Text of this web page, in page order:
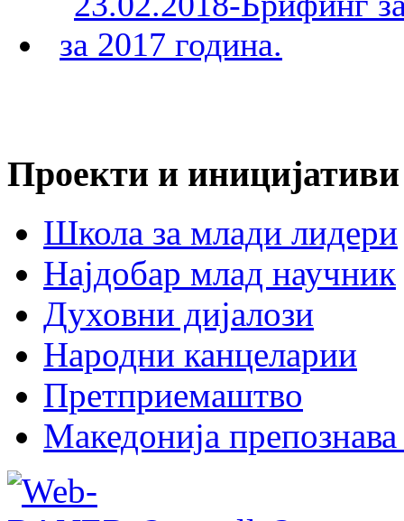
Проекти и иницијативи
Школа за млади лидери
Најдобар млад научник
Духовни дијалози
Народни канцеларии
Претприемаштво
Македонија